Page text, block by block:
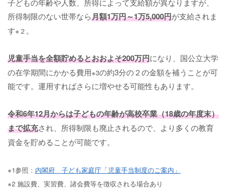
子どもの年齢や人数、所得によって支給額が異なりますが、
所得制限のない世帯なら月額1万円～1万5,000円が支給されま
す※２ 。
児童手当を全額貯めるとおおよそ200万円になり、国公立大学
の在学期間にかかる費用※3の約3分の２の金額を補うことが可
能です。運用すればさらに増やせる可能性もあります。
令和6年12月からは子どもの年齢が高校卒業（18歳の年度末）
まで拡充され、所得制限も廃止されるので、より多くの教育
資金を貯めることが可能です。
※1参照： 内閣府 子ども家庭庁「児童手当制度のご案内」
※2 施設費、実習費、諸会費等を徴収される場合あり